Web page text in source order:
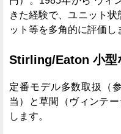
きた経験で、ユニット
ット等を多角的に評価し
Stirling/Eaton 小型
定番モデル多数取扱（
当）と草間（ヴィンテ
します。